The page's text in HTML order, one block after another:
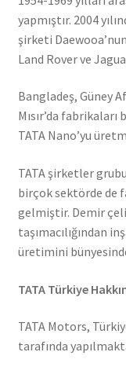
yapmıştır. 2004
şirketi
Land Rover ve
Bangladeş, Güney
Mısır’da
TATA Nano’yu
TATA şirketler
birçok sektörde de
gelmiştir. Demir
taşımacılığından
üretimini
TATA Türkiye
TATA Motors,
tarafında